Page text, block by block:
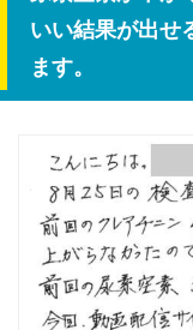
いい結果が出せ
ます。